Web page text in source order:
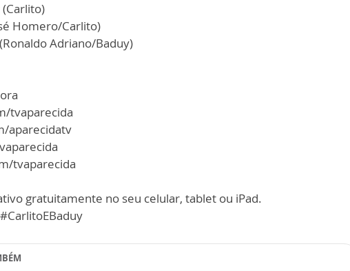
Homero/Carlito)
Adriano/Baduy)
tvaparecida
aparecidatv
tvaparecida
gratuitamente no seu celular, tablet ou iPad.